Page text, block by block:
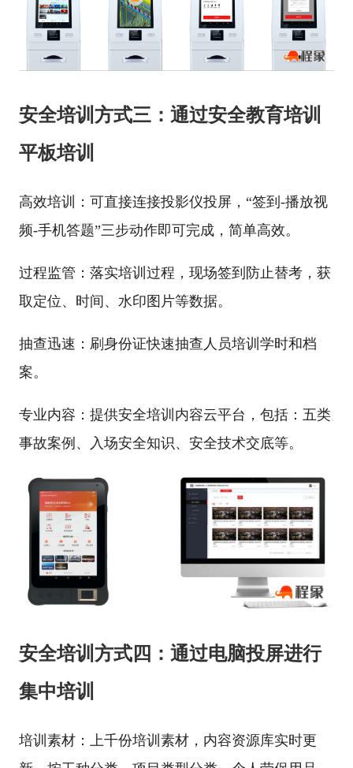
安全培训方式三：通过安全教育培训
平板培训
高效培训：可直接连接投影仪投屏，“签到-播放视
频-手机答题”三步动作即可完成，简单高效。
过程监管：落实培训过程，现场签到防止替考，获
取定位、时间、水印图片等数据。
抽查迅速：刷身份证快速抽查人员培训学时和档
案。
专业内容：提供安全培训内容云平台，包括：五类
事故案例、入场安全知识、安全技术交底等。
安全培训方式四：通过电脑投屏进行
集中培训
培训素材：上千份培训素材，内容资源库实时更